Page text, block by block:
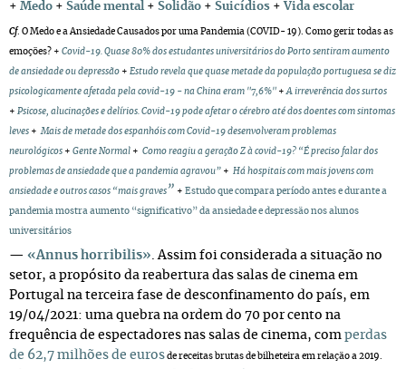
+ Medo + Saúde mental + Solidão + Suicídios + Vida escolar
Cf. O Medo e a Ansiedade Causados por uma Pandemia (COVID- 19). Como gerir todas as
emoções? + Covid-19. Quase 80% dos estudantes universitários do Porto sentiram aumento
de ansiedade ou depressão + Estudo revela que quase metade da população portuguesa se diz
psicologicamente afetada pela covid-19 - na China eram "7,6%" +A irreverência dos surtos
+ Psicose, alucinações e delírios. Covid-19 pode afetar o cérebro até dos doentes com sintomas
leves +Mais de metade dos espanhóis com Covid-19 desenvolveram problemas
neurológicos + Gente Normal + Como reagiu a geração Z à covid-19? “É preciso falar dos
problemas de ansiedade que a pandemia agravou” + Há hospitais com mais jovens com
ansiedade e outros casos “mais graves” + Estudo que compara período antes e durante a
pandemia mostra aumento “significativo” da ansiedade e depressão nos alunos
universitários
— «Annus horribilis». Assim foi considerada a situação no
setor, a propósito da reabertura das salas de cinema em
Portugal na terceira fase de desconfinamento do país, em
19/04/2021: uma quebra na ordem do 70 por cento na
frequência de espectadores nas salas de cinema, com perdas
de 62,7 milhões de euros de receitas brutas de bilheteira em relação a 2019.